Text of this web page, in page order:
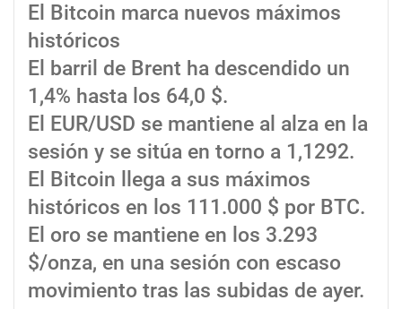
El Bitcoin marca nuevos máximos
históricos
El barril de Brent ha descendido un
1,4% hasta los 64,0 $.
El EUR/USD se mantiene al alza en la
sesión y se sitúa en torno a 1,1292.
El Bitcoin llega a sus máximos
históricos en los 111.000 $ por BTC.
El oro se mantiene en los 3.293
$/onza, en una sesión con escaso
movimiento tras las subidas de ayer.